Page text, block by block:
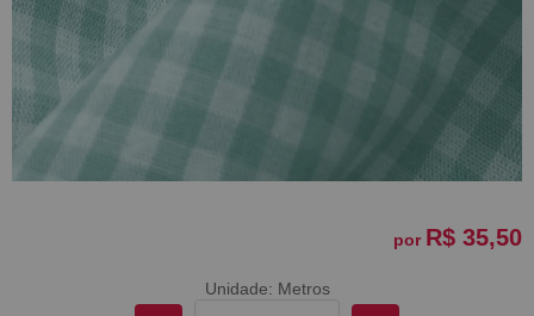
por R$ 35,50
Unidade: Metros